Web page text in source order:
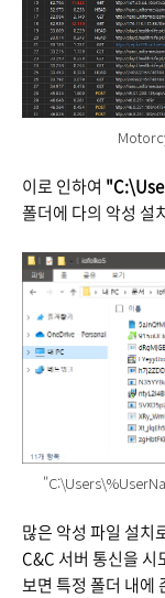
이로 인하여
폴더에 다의 악성 설
많은 악성 파일 설치
C&C 서버 통신을
보면 특정 폴더 내